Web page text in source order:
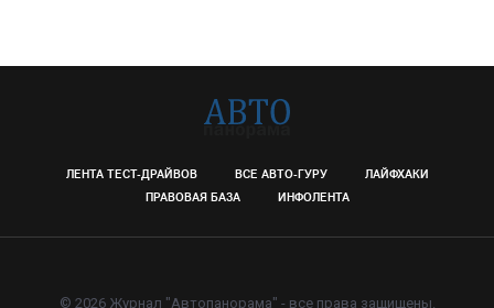
ЛЕНТА ТЕСТ-ДРАЙВОВ ВСЕ АВТО-ГУРУ
ЛАЙФХАКИ
ПРАВОВАЯ БАЗА
ИНФОЛЕНТА
© 2026 Журнал "Автопанорама" - все права защищены.